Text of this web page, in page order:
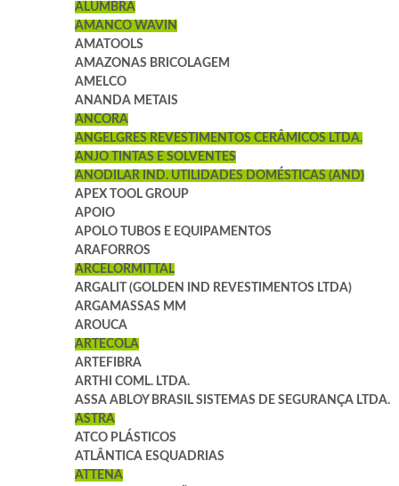
ALUMBRA
AMANCO WAVIN
AMATOOLS
AMAZONAS BRICOLAGEM
AMELCO
ANANDA METAIS
ANCORA
ANGELGRES REVESTIMENTOS CERÂMICOS LTDA.
ANJO TINTAS E SOLVENTES
ANODILAR IND. UTILIDADES DOMÉSTICAS (AND)
APEX TOOL GROUP
APOIO
APOLO TUBOS E EQUIPAMENTOS
ARAFORROS
ARCELORMITTAL
ARGALIT (GOLDEN IND REVESTIMENTOS LTDA)
ARGAMASSAS MM
AROUCA
ARTECOLA
ARTEFIBRA
ARTHI COML. LTDA.
ASSA ABLOY BRASIL SISTEMAS DE SEGURANÇA LTDA.
ASTRA
ATCO PLÁSTICOS
ATLÂNTICA ESQUADRIAS
ATTENA